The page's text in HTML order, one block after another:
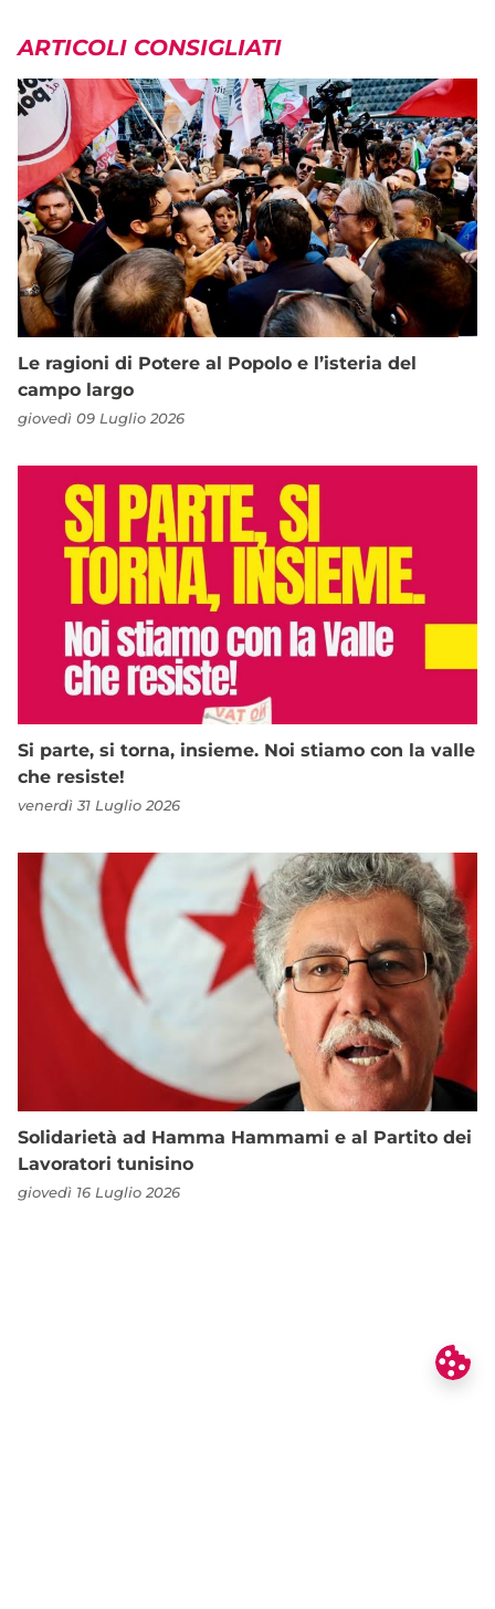
ARTICOLI CONSIGLIATI
Le ragioni di Potere al Popolo e l’isteria del
campo largo
giovedì 09 Luglio 2026
Si parte, si torna, insieme. Noi stiamo con la valle
che resiste!
venerdì 31 Luglio 2026
Solidarietà ad Hamma Hammami e al Partito dei
Lavoratori tunisino
giovedì 16 Luglio 2026